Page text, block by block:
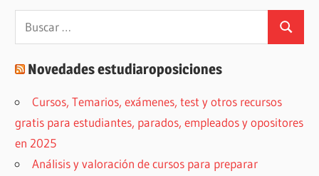
Buscar:
Buscar
Novedades estudiaroposiciones
Cursos, Temarios, exámenes, test y otros recursos
gratis para estudiantes, parados, empleados y opositores
en 2025
Análisis y valoración de cursos para preparar